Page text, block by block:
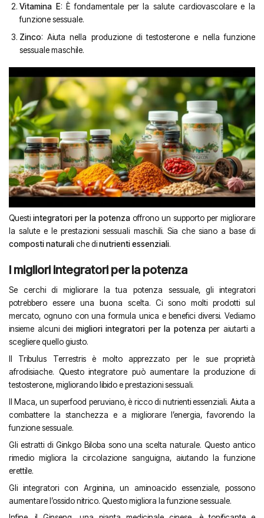
Vitamina E: È fondamentale per la salute cardiovascolare e la
funzione sessuale.
Zinco: Aiuta nella produzione di testosterone e nella funzione
sessuale maschile.
Questi integratori per la potenza offrono un supporto per migliorare
la salute e le prestazioni sessuali maschili. Sia che siano a base di
composti naturaliche dinutrienti essenziali.
I migliori integratori per la potenza
Se cerchi di migliorare la tua potenza sessuale, gli integratori
potrebbero essere una buona scelta. Ci sono molti prodotti sul
mercato, ognuno con una formula unica e benefici diversi. Vediamo
insieme alcuni dei migliori integratori per la potenzaper aiutarti a
scegliere quello giusto.
Il Tribulus Terrestris è molto apprezzato per le sue proprietà
afrodisiache. Questo integratore può aumentare la produzione di
testosterone, migliorando libido e prestazioni sessuali.
Il Maca, un superfood peruviano, è ricco di nutrienti essenziali. Aiuta a
combattere la stanchezza e a migliorare l’energia, favorendo la
funzione sessuale.
Gli estratti di Ginkgo Biloba sono una scelta naturale. Questo antico
rimedio migliora la circolazione sanguigna, aiutando la funzione
erettile.
Gli integratori con Arginina, un aminoacido essenziale, possono
aumentare l’ossido nitrico. Questo migliora la funzione sessuale.